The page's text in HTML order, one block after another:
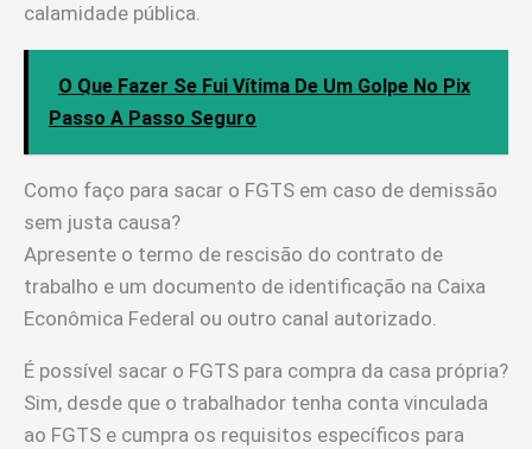
calamidade pública.
O Que Fazer Se Fui Vítima De Um Golpe No Pix
Passo A Passo Seguro
Como faço para sacar o FGTS em caso de demissão
sem justa causa?
Apresente o termo de rescisão do contrato de
trabalho e um documento de identificação na Caixa
Econômica Federal ou outro canal autorizado.
É possível sacar o FGTS para compra da casa própria?
Sim, desde que o trabalhador tenha conta vinculada
ao FGTS e cumpra os requisitos específicos para